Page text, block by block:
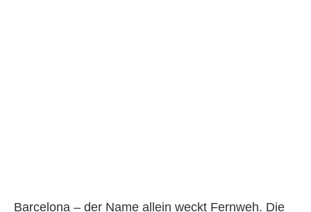
Barcelona – der Name allein weckt Fernweh. Die